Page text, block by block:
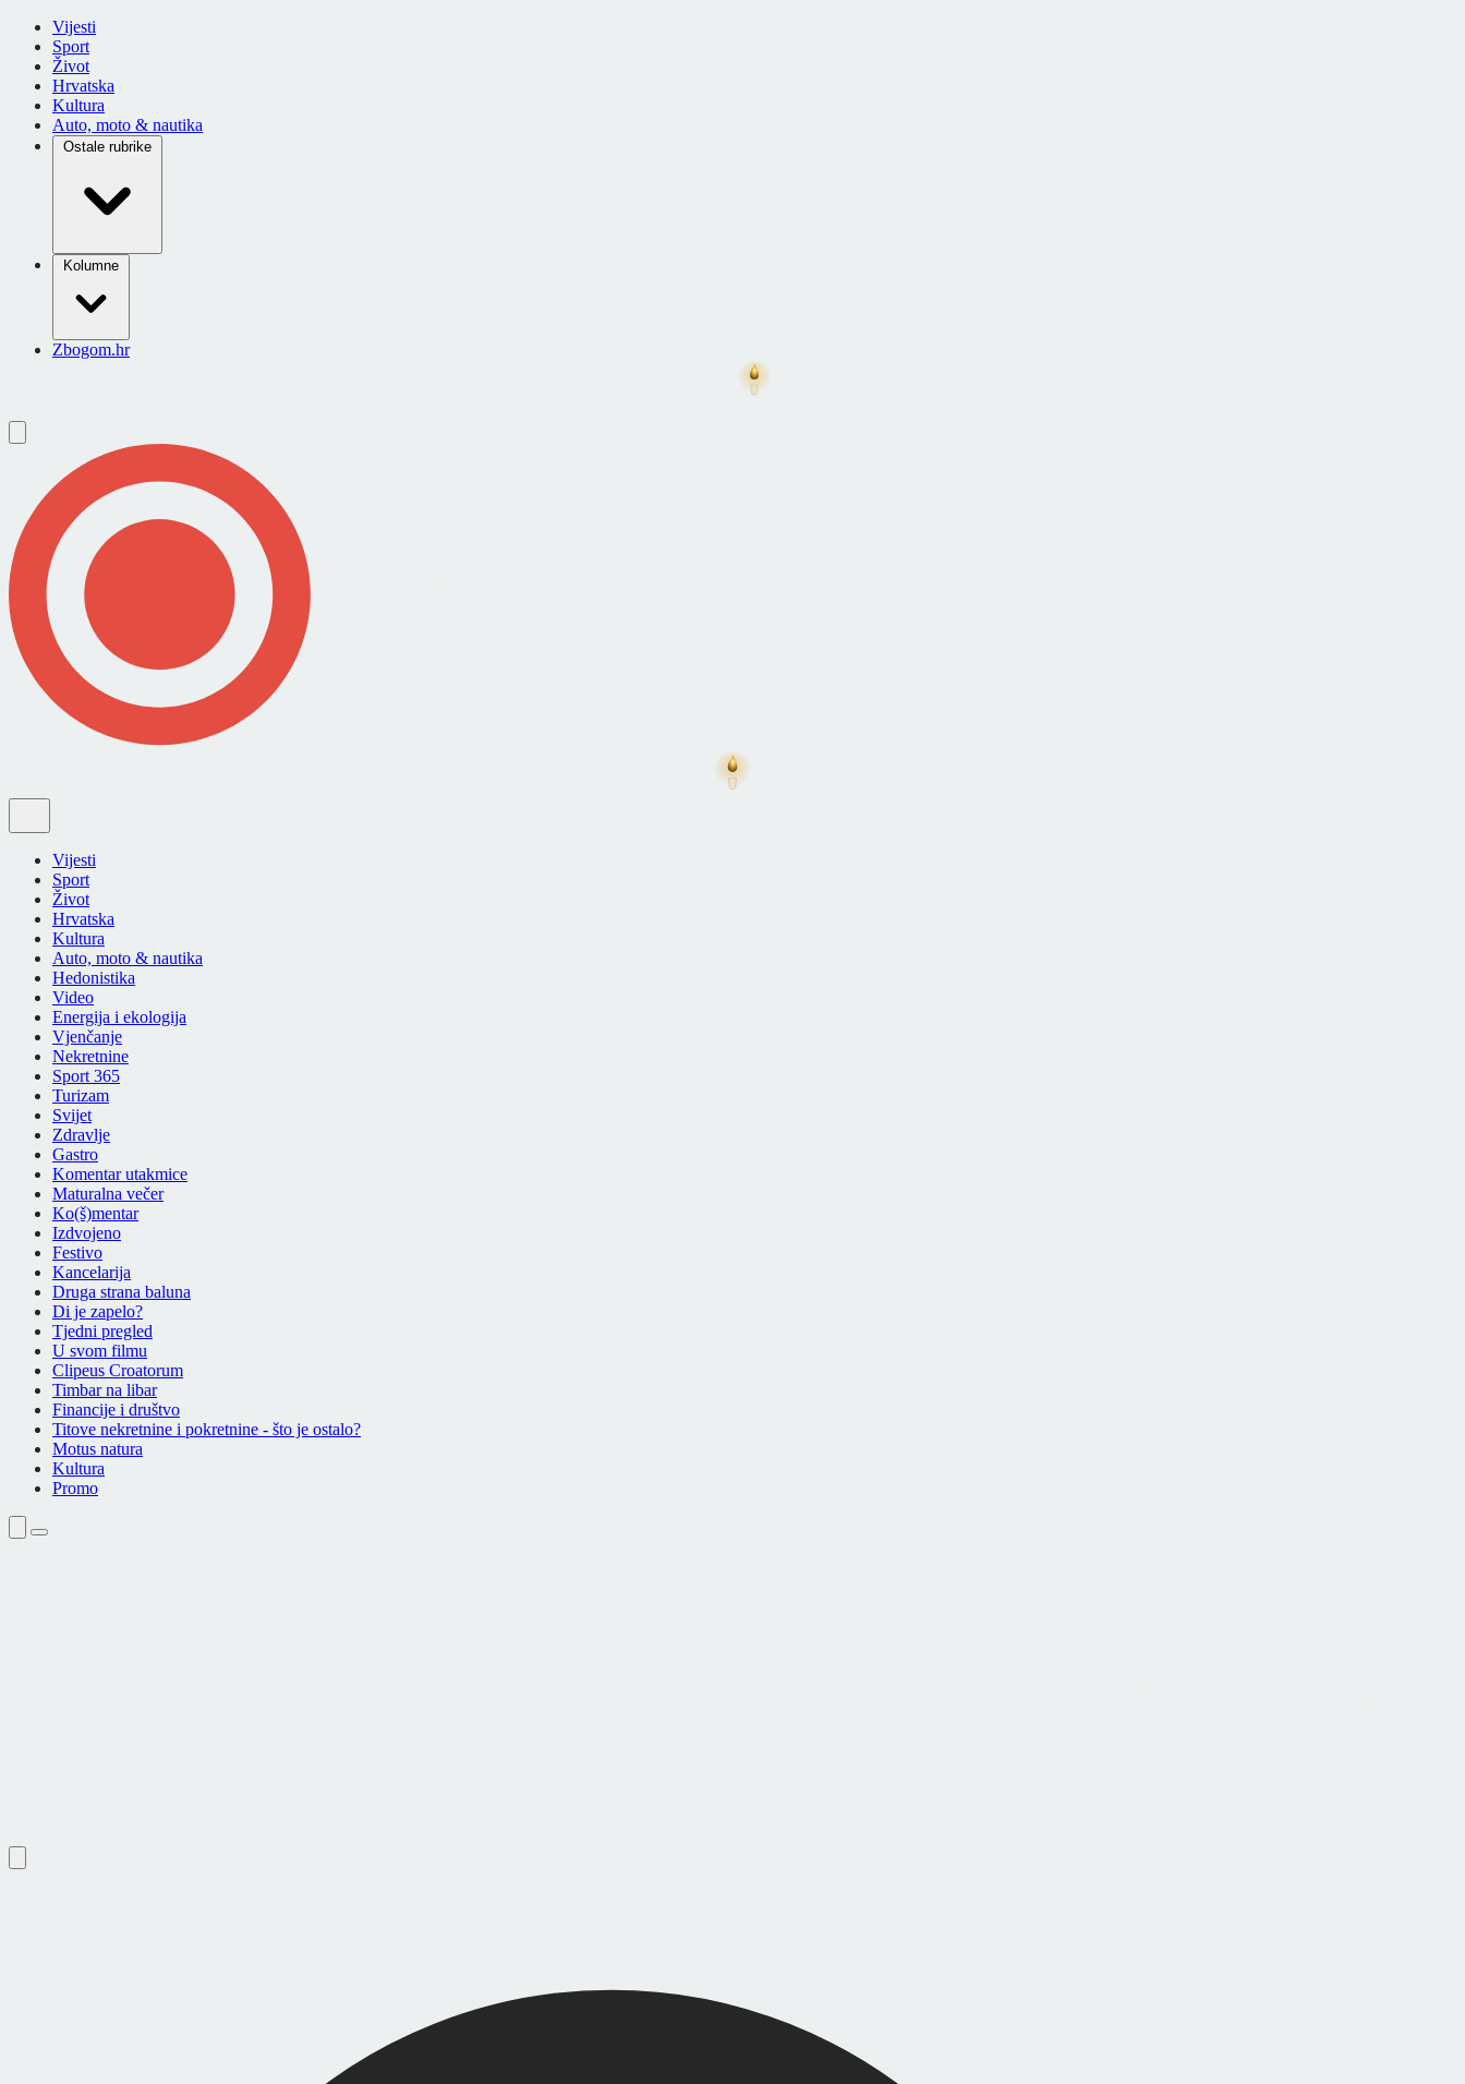
Vijesti
Sport
Život
Hrvatska
Kultura
Auto, moto & nautika
Ostale rubrike
Kolumne
Zbogom.hr
Vijesti
Sport
Život
Hrvatska
Kultura
Auto, moto & nautika
Hedonistika
Video
Energija i ekologija
Vjenčanje
Nekretnine
Sport 365
Turizam
Svijet
Zdravlje
Gastro
Komentar utakmice
Maturalna večer
Ko(š)mentar
Izdvojeno
Festivo
Kancelarija
Druga strana baluna
Di je zapelo?
Tjedni pregled
U svom filmu
Clipeus Croatorum
Timbar na libar
Financije i društvo
Titove nekretnine i pokretnine - što je ostalo?
Motus natura
Kultura
Promo